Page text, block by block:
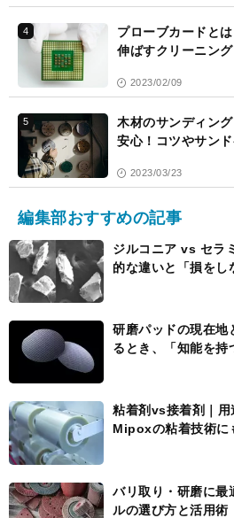
4
プローブカードと
伸ばすクリーニン
2023/02/09
5
木材のサンディン
安心！コツやサン
2023/03/23
編集部おすすめの記事
ジルコニア vs セラ
的な違いと「損をし
研磨パッドの現在
るとき、「知能を持
粘着剤vs接着剤｜用
Mipoxの粘着技術に
バリ取り・研磨に最
ルの選び方と活用術